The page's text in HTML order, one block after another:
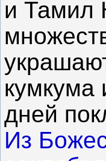
и Тамил
кумкума
дней
Из